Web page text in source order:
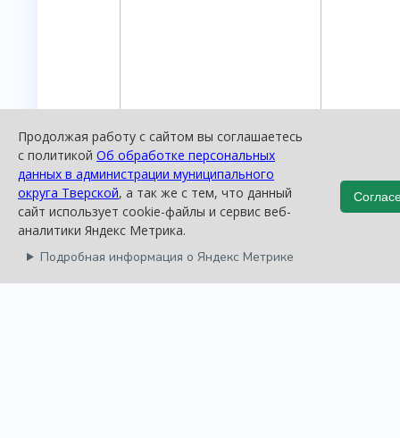
Продолжая работу с сайтом вы соглашаетесь
с политикой Об обработке персональных
данных в администрации муниципального
округа Тверской, а так же с тем, что данный
сайт использует cookie-файлы и сервис веб-
аналитики Яндекс Метрика.
Подробная информация о Яндекс Метрике